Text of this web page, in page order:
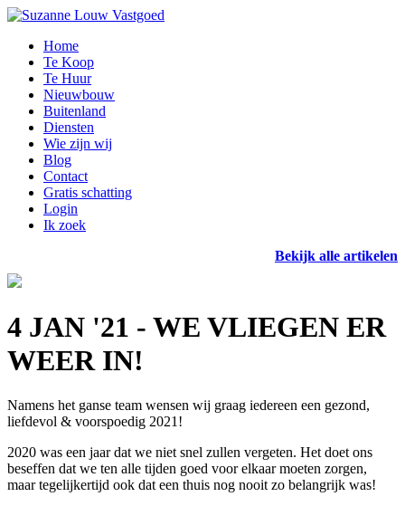
Home
Te Koop
Te Huur
Nieuwbouw
Buitenland
Diensten
Wie zijn wij
Blog
Contact
Gratis schatting
Login
Ik zoek
Bekijk alle artikelen
4 JAN '21 - WE VLIEGEN ER
WEER IN!
Namens het ganse team wensen wij graag iedereen een gezond,
liefdevol & voorspoedig 2021!
2020 was een jaar dat we niet snel zullen vergeten. Het doet ons
beseffen dat we ten alle tijden goed voor elkaar moeten zorgen,
maar tegelijkertijd ook dat een thuis nog nooit zo belangrijk was!